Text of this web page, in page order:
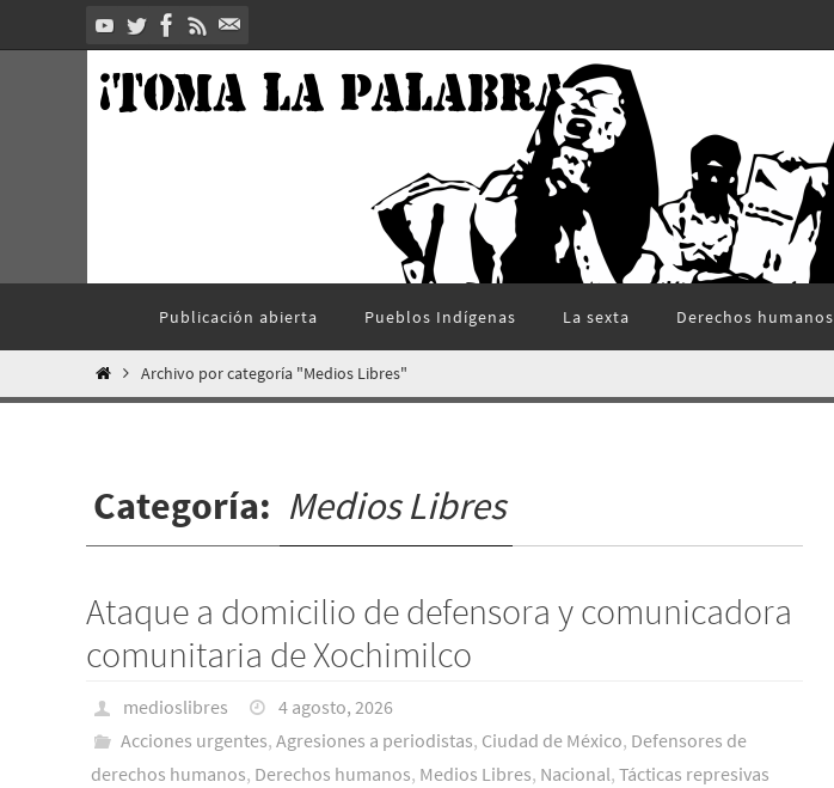
al
contenido
Publicación abierta Pueblos Indí­genas La sexta Derechos humanos
InicioArchivo por categoría "Medios Libres"
Categoría: Medios Libres
Ataque a domicilio de defensora y comunicadora
comunitaria de Xochimilco
medioslibres
4 agosto, 2026
Acciones urgentes, Agresiones a periodistas, Ciudad de México, Defensores de
derechos humanos, Derechos humanos, Medios Libres, Nacional, Tácticas represivas